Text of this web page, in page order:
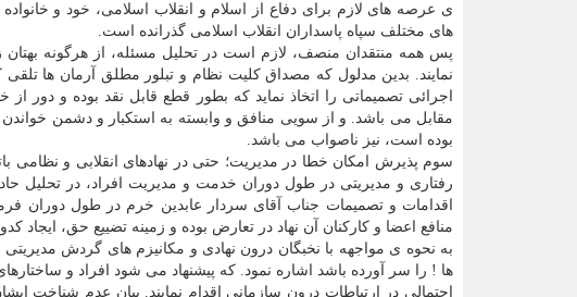
ی عرصه های لازم برای دفاع از اسلام و انقلاب اسلامی، خود و
های مختلف سپاه پاسداران انقلاب اسلامی گذرانده است.
پس همه منتقدان منصف، لازم است در تحلیل مسئله، از هرگونه
نمایند. بدین مدلول که مصداق کلیت نظام و تبلور مطلق آرمان ها
اجرائی تصمیماتی را اتخاذ نماید که بطور قطع قابل نقد بوده و
مقابل می باشد. و از سویی منافق و وابسته به استکبار و دشمن
بوده است، نیز ناصواب می باشد.
سوم پذیرش امکان خطا در مدیریت؛ حتی در نهادهای انقلابی و نظامی
رفتاری و مدیریتی در طول دوران خدمت و مدیریت افراد، در تحلیل
اقدامات و تصمیمات جناب آقای سردار عابدین خرم در طول دوران
منافع اعضا و کارکنان آن نهاد در تعارض بوده و زمینه تضییع حق، ایجاد
به نحوه ی مواجهه با نخبگان درون نهادی و مکانیزم های گردش
ها ! را سر آورده باشد اشاره نمود. که پیشنهاد می شود افراد و
احتمالی در ارتباطات درون سازمانی اقدام نمایند. بیان عدم شناخت